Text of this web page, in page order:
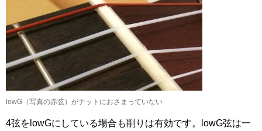
lowG（写真の赤弦）がナットにおさまっていない
4弦をlowGにしている場合も削りは有効です。lowG弦は一